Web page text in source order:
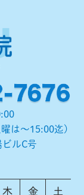
は～15:00迄)
ルC号